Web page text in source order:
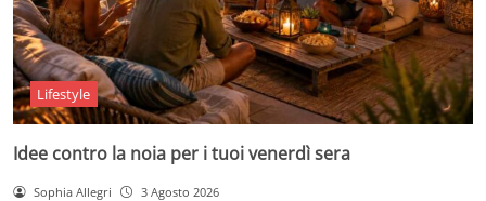
Lifestyle
Idee contro la noia per i tuoi venerdì sera
Sophia Allegri 3 Agosto 2026